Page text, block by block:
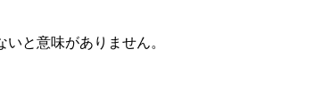
と意味がありません。